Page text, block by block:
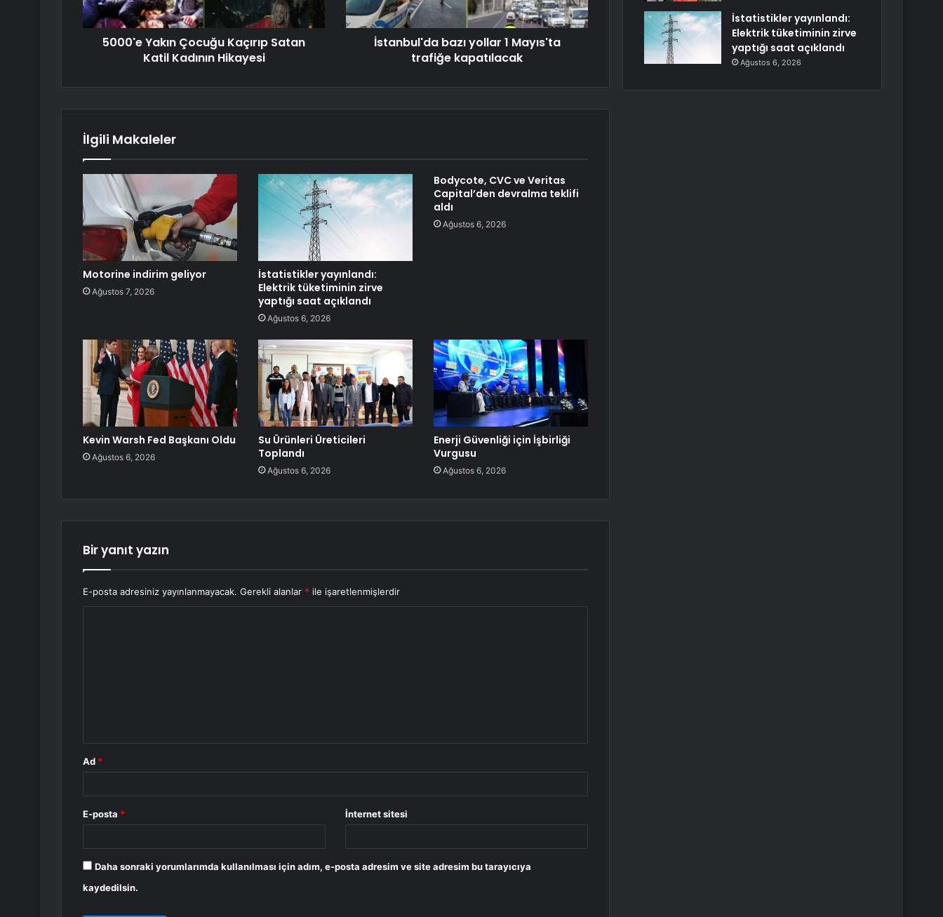
5000'e Yakın Çocuğu Kaçırıp Satan
Katil Kadının Hikayesi
İstanbul'da bazı yollar 1 Mayıs'ta
trafiğe kapatılacak
İlgili Makaleler
Motorine indirim geliyor
Ağustos 7, 2026
İstatistikler yayınlandı:
Elektrik tüketiminin zirve
yaptığı saat açıklandı
Ağustos 6, 2026
Bodycote, CVC ve Veritas
Capital’den devralma teklifi
aldı
Ağustos 6, 2026
Kevin Warsh Fed Başkanı Oldu
Ağustos 6, 2026
Su Ürünleri Üreticileri
Toplandı
Ağustos 6, 2026
Enerji Güvenliği için İşbirliği
Vurgusu
Ağustos 6, 2026
Bir yanıt yazın
E-posta adresiniz yayınlanmayacak. Gerekli alanlar * ile işaretlenmişlerdir
Ad *
E-posta * İnternet sitesi
Daha sonraki yorumlarımda kullanılması için adım, e-posta adresim ve site adresim bu tarayıcıya
kaydedilsin.
İstatistikler yayınlandı:
Elektrik tüketiminin zirve
yaptığı saat açıklandı
Ağustos 6, 2026